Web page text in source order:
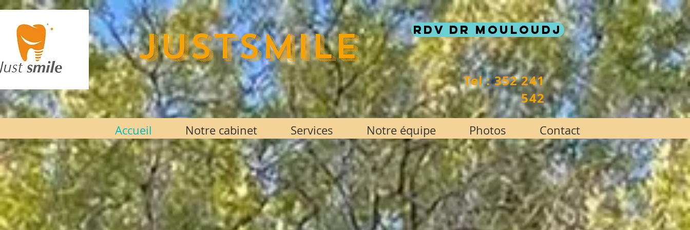
JUSTSMILE RDV Dr MOULOUDJ
Tel : 352 241
542
Accueil Notre cabinet Services Notre équipe Photos Contact